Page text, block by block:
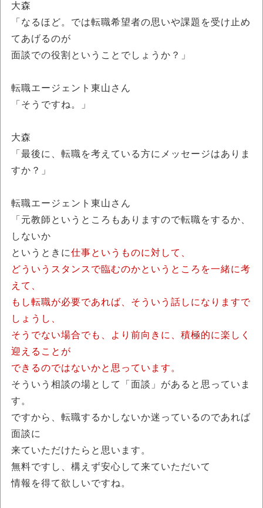
大森
「なるほど。では転職希望者の思いや課題を受け止め
てあげるのが
面談での役割ということでしょうか？」
転職エージェント東山さん
「そうですね。」
大森
「最後に、転職を考えている方にメッセージはありま
すか？」
転職エージェント東山さん
「元教師というところもありますので転職をするか、
しないか
というときに仕事というものに対して、
どういうスタンスで臨むのかというところを一緒に考
えて、
もし転職が必要であれば、そういう話しになりますで
しょうし、
そうでない場合でも、より前向きに、積極的に楽しく
迎えることが
できるのではないかと思っています。
そういう相談の場として「面談」があると思っていま
す。
ですから、転職するかしないか迷っているのであれば
面談に
来ていただけたらと思います。
無料ですし、構えず安心して来ていただいて
情報を得て欲しいですね。